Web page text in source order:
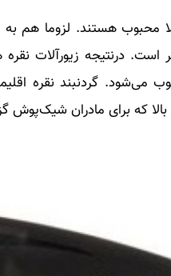
محبوب هستند. لزوما
است. درنتیجه زیورآلات
گردنبند نقره
بالا که برای مادران